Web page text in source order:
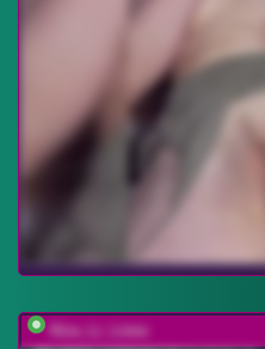
Kira_Li_Lime